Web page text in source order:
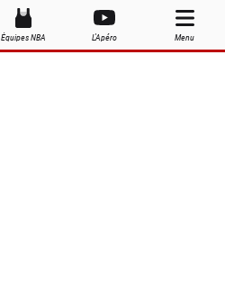
Équipes NBA L'Apéro Menu
Seattle
Supersonics